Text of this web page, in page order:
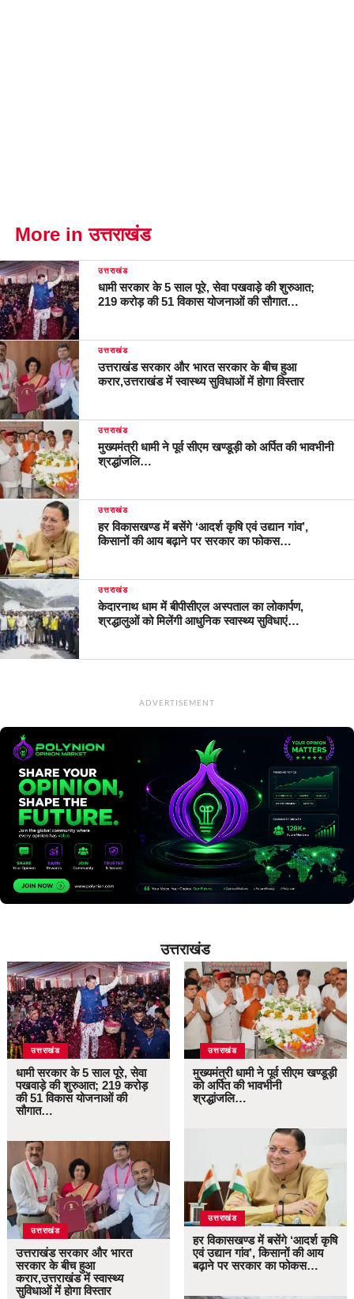
More in उत्तराखंड
उत्तराखंड
धामी सरकार के 5 साल पूरे, सेवा पखवाड़े की शुरुआत;
219 करोड़ की 51 विकास योजनाओं की सौगात…
उत्तराखंड
उत्तराखंड सरकार और भारत सरकार के बीच हुआ
करार,उत्तराखंड में स्वास्थ्य सुविधाओं में होगा विस्तार
उत्तराखंड
मुख्यमंत्री धामी ने पूर्व सीएम खण्डूड़ी को अर्पित की भावभीनी
श्रद्धांजलि…
उत्तराखंड
हर विकासखण्ड में बसेंगे ‘आदर्श कृषि एवं उद्यान गांव’,
किसानों की आय बढ़ाने पर सरकार का फोकस…
उत्तराखंड
केदारनाथ धाम में बीपीसीएल अस्पताल का लोकार्पण,
श्रद्धालुओं को मिलेंगी आधुनिक स्वास्थ्य सुविधाएं…
ADVERTISEMENT
उत्तराखंड
उत्तराखंड
धामी सरकार के 5 साल पूरे, सेवा
पखवाड़े की शुरुआत; 219 करोड़
की 51 विकास योजनाओं की
सौगात…
उत्तराखंड
उत्तराखंड सरकार और भारत
सरकार के बीच हुआ
करार,उत्तराखंड में स्वास्थ्य
सुविधाओं में होगा विस्तार
उत्तराखंड
मुख्यमंत्री धामी ने पूर्व सीएम खण्डूड़ी
को अर्पित की भावभीनी
श्रद्धांजलि…
उत्तराखंड
हर विकासखण्ड में बसेंगे ‘आदर्श कृषि
एवं उद्यान गांव’, किसानों की आय
बढ़ाने पर सरकार का फोकस…